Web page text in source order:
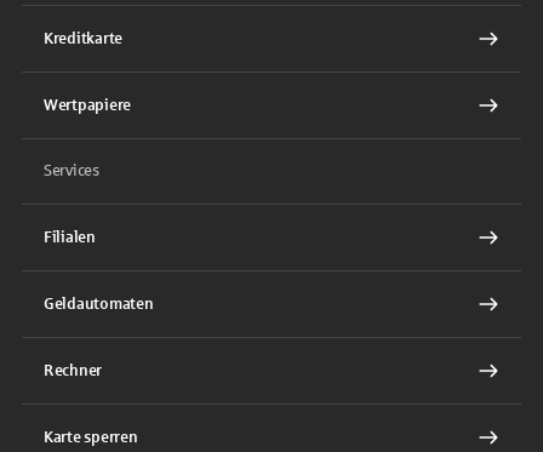
Kreditkarte
Wertpapiere
Services
Filialen
Geldautomaten
Rechner
Karte sperren